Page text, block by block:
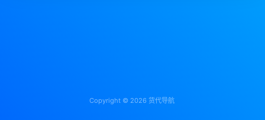
Copyright © 2026 货代导航